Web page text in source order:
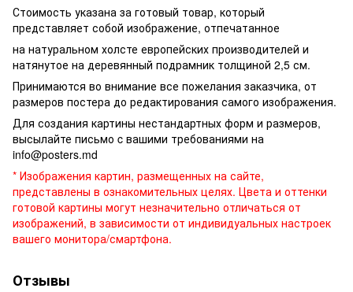
Стоимость указана за готовый товар, который
представляет собой изображение, отпечатанное
на натуральном холсте европейских производителей и
натянутое на деревянный подрамник толщиной 2,5 см.
Принимаются во внимание все пожелания заказчика, от
размеров постера до редактирования самого изображения.
Для создания картины нестандартных форм и размеров,
высылайте письмо c вашими требованиями на
info@posters.md
* Изображения картин, размещенных на сайте,
представлены в ознакомительных целях. Цвета и оттенки
готовой картины могут незначительно отличаться от
изображений, в зависимости от индивидуальных настроек
вашего монитора/смартфона.
Отзывы